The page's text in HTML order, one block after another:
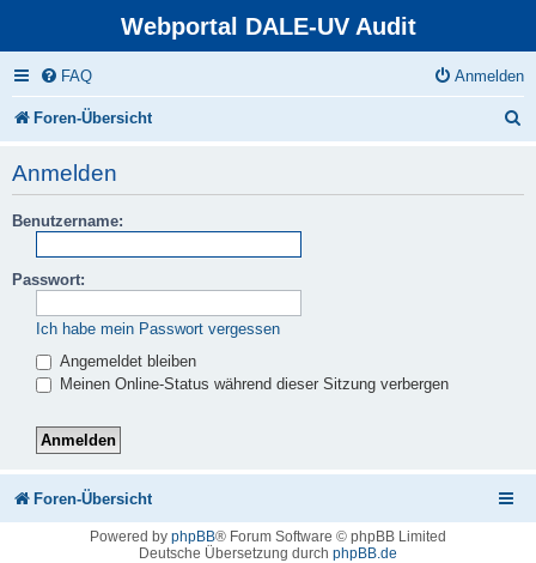
Webportal DALE-UV Audit
FAQ Anmelden
Foren-Übersicht
Anmelden
Benutzername:
Passwort:
Ich habe mein Passwort vergessen
Angemeldet bleiben
Meinen Online-Status während dieser Sitzung verbergen
Foren-Übersicht
Powered by phpBB® Forum Software © phpBB Limited
Deutsche Übersetzung durch phpBB.de